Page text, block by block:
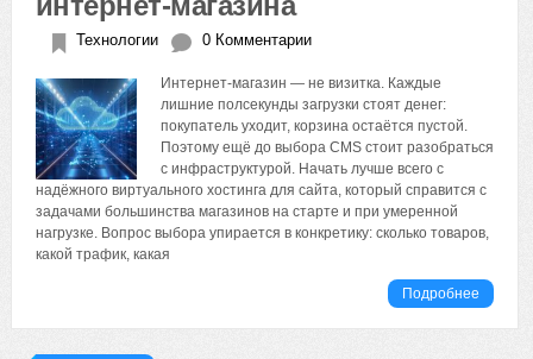
Технологии 0 Комментарии
Интернет-магазин — не визитка. Каждые
лишние полсекунды загрузки стоят денег:
покупатель уходит, корзина остаётся пустой.
Поэтому ещё до выбора CMS стоит разобраться
с инфраструктурой. Начать лучше всего с
надёжного виртуального хостинга для сайта, который справится с
задачами большинства магазинов на старте и при умеренной
нагрузке. Вопрос выбора упирается в конкретику: сколько товаров,
какой трафик, какая
Подробнее